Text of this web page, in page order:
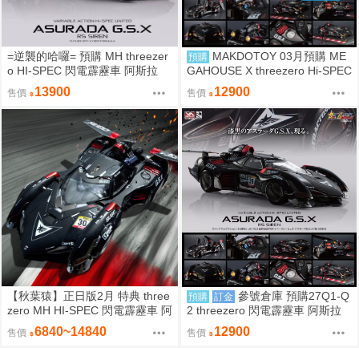
=逆襲的哈囉= 預購 MH threezer
o HI-SPEC 閃電霹靂車 阿斯拉
G.S.X 黑色限定
售價 13900
預購 MAKDOTOY 03月預購 ME
GAHOUSE X threezero Hi-SPEC
阿斯拉 G.S.X Black Ver. 含壓克
力盒
售價 12900
【秋葉猿】正日版2月 特典 three
zero MH HI-SPEC 閃電霹靂車 阿
斯拉 G.S.X RS SIREN
售價 6840~14840
預購 訂金 參號倉庫 預購27Q1-Q
2 threezero 閃電霹靂車 阿斯拉
G.S.X 35周年版 阿斯拉 黑色限定
822
售價 12900